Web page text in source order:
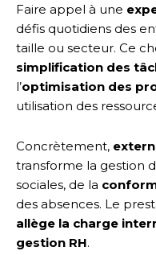
Faire appel à une
défis quotidiens des
taille ou secteur. Ce
simplification des
l’optimisation des
utilisation des
Concrètement,
transforme la gestion
sociales, de la
des absences. Le
allège la charge
gestion RH.